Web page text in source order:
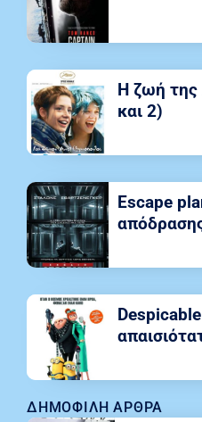
ΔΗΜΟΦΙΛΉ ΆΡΘΡΑ
Η ζωή της
και 2)
Escape